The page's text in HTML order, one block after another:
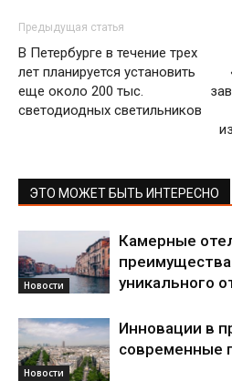
Предыдущая статья
В Петербурге в течение трех
лет планируется установить
еще около 200 тыс.
светодиодных светильников
ЭТО МОЖЕТ БЫТЬ ИНТЕРЕСНО
Новости
Камерные
уникального
Новости
Инновации в
современные